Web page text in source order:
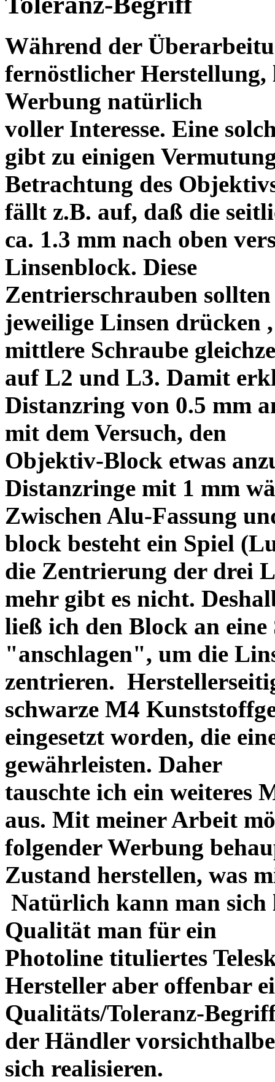
Während der
fernöstlicher Herstellung,
Werbung natürlich
voller Interesse. Eine
gibt zu einigen
Betrachtung des
fällt z.B. auf, daß die
ca. 1.3 mm nach oben
Linsenblock. Diese
Zentrierschrauben
jeweilige Linsen drücken
mittlere Schraube
auf L2 und L3. Damit
Distanzring von 0.5 mm
mit dem Versuch, den
Objektiv-Block etwas
Distanzringe mit 1 mm
Zwischen Alu-Fassung
block besteht ein Spiel
die Zentrierung der drei
mehr gibt es nicht.
ließ ich den Block an eine
"anschlagen", um die
zentrieren.
schwarze M4
eingesetzt worden, die
gewährleisten. Daher
tauschte ich ein weiteres
aus. Mit meiner Arbeit
folgender Werbung
Zustand herstellen, was
Natürlich kann man sich
Qualität man für ein
Photoline tituliertes
Hersteller aber offenbar
Qualitäts/Toleranz-
der Händler
sich realisieren.